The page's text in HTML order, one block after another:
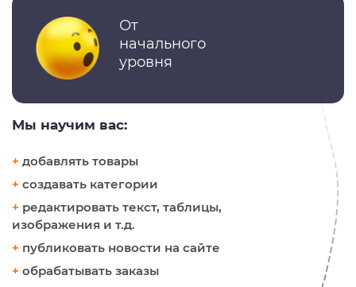
От
начального
уровня
Мы научим вас:
+ добавлять товары
+ создавать категории
+ редактировать текст, таблицы,
изображения и т.д.
+ публиковать новости на сайте
+ обрабатывать заказы